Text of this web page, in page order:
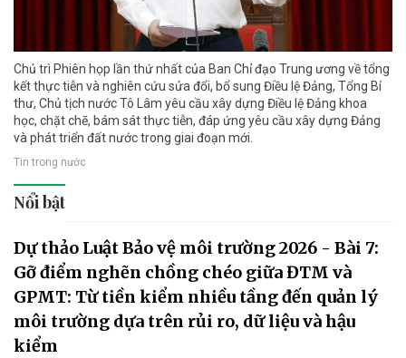
Chủ trì Phiên họp lần thứ nhất của Ban Chỉ đạo Trung ương về tổng
kết thực tiễn và nghiên cứu sửa đổi, bổ sung Điều lệ Đảng, Tổng Bí
thư, Chủ tịch nước Tô Lâm yêu cầu xây dựng Điều lệ Đảng khoa
học, chặt chẽ, bám sát thực tiễn, đáp ứng yêu cầu xây dựng Đảng
và phát triển đất nước trong giai đoạn mới.
Tin trong nước
Nổi bật
Dự thảo Luật Bảo vệ môi trường 2026 - Bài 7:
Gỡ điểm nghẽn chồng chéo giữa ĐTM và
GPMT: Từ tiền kiểm nhiều tầng đến quản lý
môi trường dựa trên rủi ro, dữ liệu và hậu
kiểm